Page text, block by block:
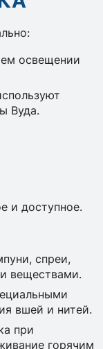
освещении
Вуда.
и доступное.
спреи,
веществами.
вшей и нитей.
при
горячим